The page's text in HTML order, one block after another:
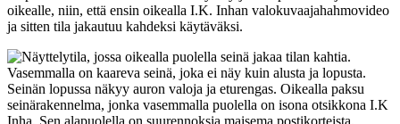
oikealle, niin, että ensin oikealla I.K. Inhan valokuvaajahahmovideo
ja sitten tila jakautuu kahdeksi käytäväksi.